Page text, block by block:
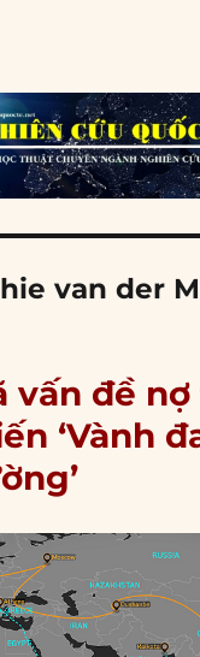
van der
vấn đề
‘Vành